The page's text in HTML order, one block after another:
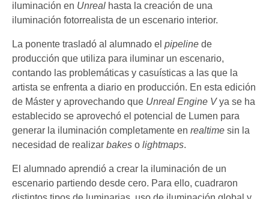
iluminación en Unreal hasta la creación de una
iluminación fotorrealista de un escenario interior.
La ponente trasladó al alumnado el pipeline de
producción que utiliza para iluminar un escenario,
contando las problemáticas y casuísticas a las que la
artista se enfrenta a diario en producción. En esta edición
de Máster y aprovechando que Unreal Engine Vya se ha
establecido se aprovechó el potencial de Lumen para
generar la iluminación completamente en realtime sin la
necesidad de realizar bakes o lightmaps.
El alumnado aprendió a crear la iluminación de un
escenario partiendo desde cero. Para ello, cuadraron